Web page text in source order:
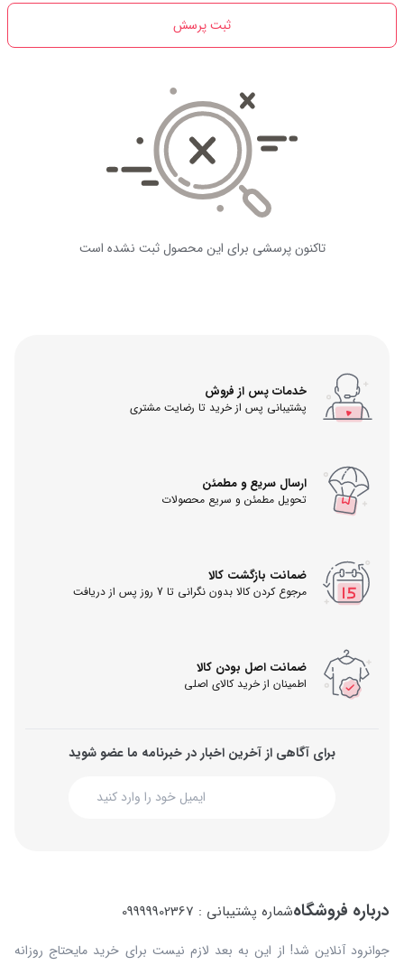
ثبت پرسش
تاکنون پرسشی برای این محصول ثبت نشده است
خدمات پس از فروش
پشتیبانی پس از خرید تا رضایت مشتری
ارسال سریع و مطمئن
تحویل مطمئن و سریع محصولات
ضمانت بازگشت کالا
مرجوع کردن کالا بدون نگرانی تا 7 روز پس از دریافت
ضمانت اصل بودن کالا
اطمینان از خرید کالای اصلی
برای آگاهی از آخرین اخبار در خبرنامه ما عضو شوید
درباره فروشگاهشماره پشتیبانی : 09999902367
جوانرود آنلاین شد! از این به بعد لازم نیست برای خرید مایحتاج روزانه